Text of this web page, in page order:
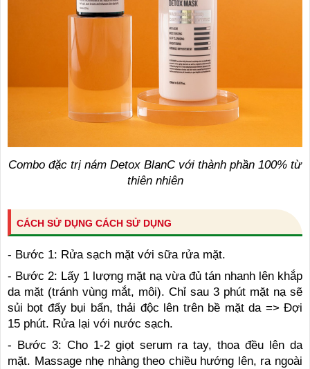
Combo đặc trị nám Detox BlanC với thành phần 100% từ
thiên nhiên
CÁCH SỬ DỤNG CÁCH SỬ DỤNG
- Bước 1: Rửa sạch mặt với sữa rửa mặt.
- Bước 2: Lấy 1 lượng mặt nạ vừa đủ tán nhanh lên khắp
da mặt (tránh vùng mắt, môi). Chỉ sau 3 phút mặt nạ sẽ
sủi bọt đẩy bụi bẩn, thải độc lên trên bề mặt da => Đợi
15 phút. Rửa lại với nước sạch.
- Bước 3: Cho 1-2 giọt serum ra tay, thoa đều lên da
mặt. Massage nhẹ nhàng theo chiều hướng lên, ra ngoài